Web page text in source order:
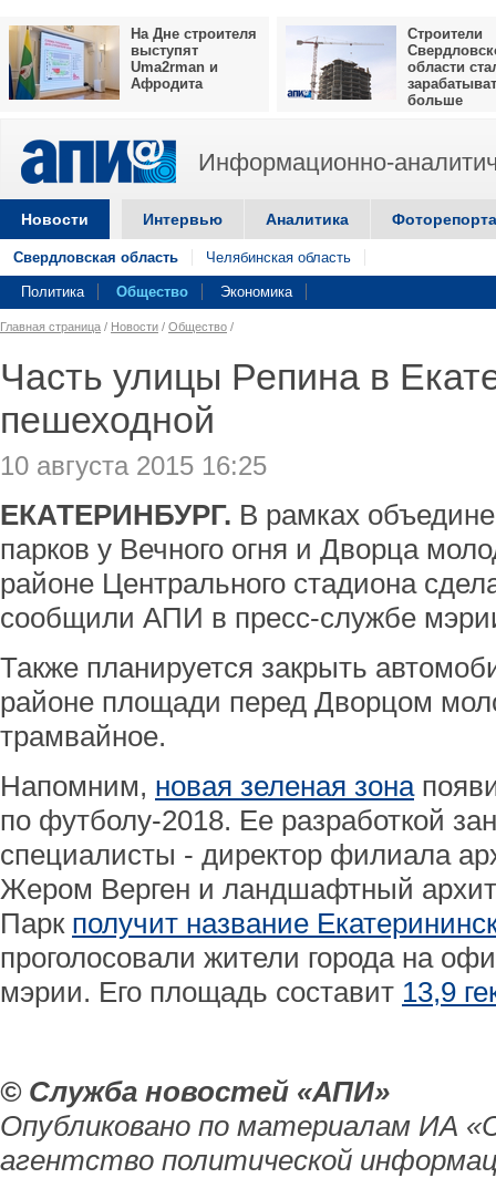
На Дне строителя
выступят
Uma2rman и
Афродита
Строители
области
больше
Информационно-
Новости Интервью Аналитика
Свердловская область Челябинская область
Политика Общество Экономика
Главная страница / Новости / Общество /
Часть улицы Репина в
пешеходной
10 августа 2015 16:25
ЕКАТЕРИНБУРГ. В рамках
парков у Вечного огня и Дворца
районе Центрального стадиона
сообщили АПИ в пресс-службе
Также планируется закрыть
районе площади перед Дворцом
трамвайное.
Напомним, новая зеленая зона
по футболу-2018. Ее разработкой
специалисты - директор филиала
Жером Верген и ландшафтный
Парк получит название
проголосовали жители города на
мэрии. Его площадь составит 13,9
© Служба новостей «АПИ»
Опубликовано по материалам ИА
агентство политической